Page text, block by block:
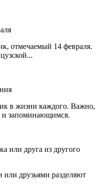
отмечаемый 14 февраля.
в жизни каждого. Важно,
и запоминающимся.
или друга из другого
друзьями разделяют